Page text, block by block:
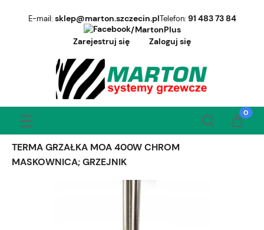
E-mail: sklep@marton.szczecin.plTelefon: 91 483 73 84
/MartonPlus
Zarejestruj się
Zaloguj się
TERMA GRZAŁKA MOA 400W CHROM
MASKOWNICA; GRZEJNIK